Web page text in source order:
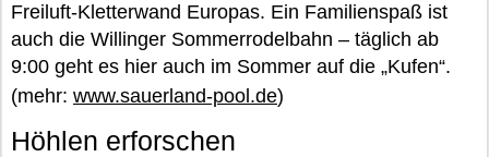
Freiluft-Kletterwand Europas. Ein Familienspaß ist
auch die Willinger Sommerrodelbahn – täglich ab
9:00 geht es hier auch im Sommer auf die „Kufen“.
(mehr: www.sauerland-pool.de)
Höhlen erforschen